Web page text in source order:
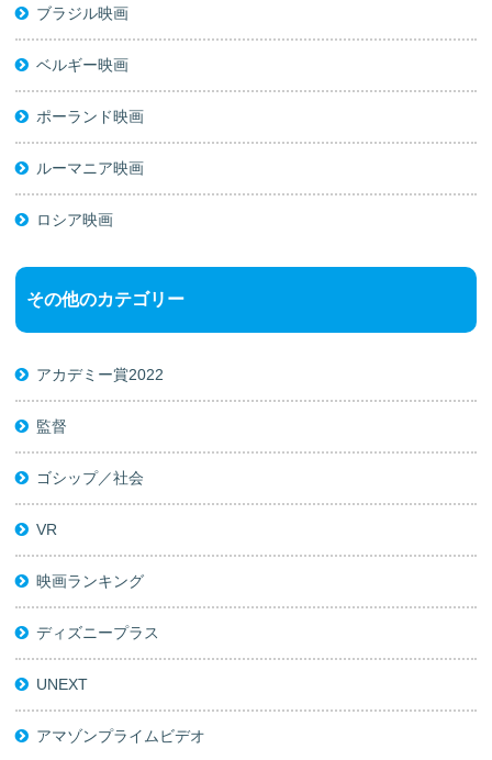
ブラジル映画
ベルギー映画
ポーランド映画
ルーマニア映画
ロシア映画
その他のカテゴリー
アカデミー賞2022
監督
ゴシップ／社会
VR
映画ランキング
ディズニープラス
UNEXT
アマゾンプライムビデオ